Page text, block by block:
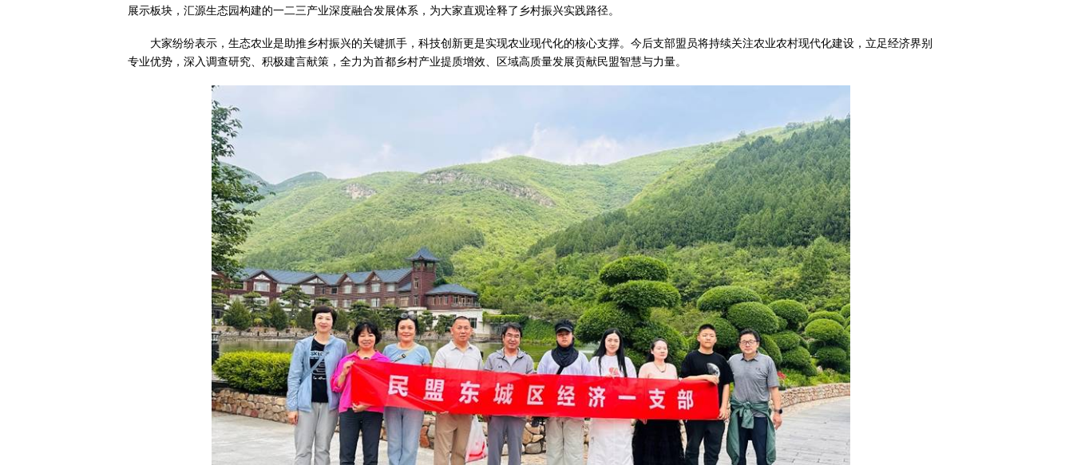
展示板块，汇源生态园构建的一二三产业深度融合发展体系，为大家直观诠释了乡村振兴实践路径。
大家纷纷表示，生态农业是助推乡村振兴的关键抓手，科技创新更是实现农业现代化的核心支撑。今后支部盟员将持续关注农业农村现代化建设，立足经济界别
专业优势，深入调查研究、积极建言献策，全力为首都乡村产业提质增效、区域高质量发展贡献民盟智慧与力量。